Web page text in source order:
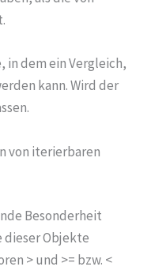
in dem ein Vergleich,
kann. Wird der
von iterierbaren
Besonderheit
dieser Objekte
> und >= bzw. <